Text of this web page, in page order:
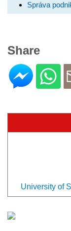
Správa
Share
University of